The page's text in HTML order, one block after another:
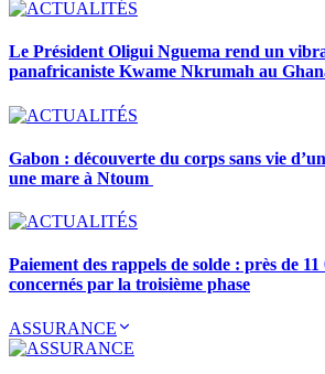
Le Président Oligui Nguema rend un
panafricaniste Kwame Nkrumah au
Gabon : découverte du corps sans vie
une mare à Ntoum
Paiement des rappels de solde : près de
concernés par la troisième phase
ASSURANCE